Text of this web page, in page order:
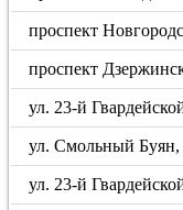
проспект
проспект
ул. 23-й
ул. Смольный Буян,
ул. 23-й